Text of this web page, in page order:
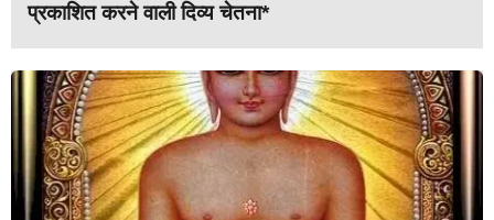
प्रकाशित करने वाली दिव्य चेतना*